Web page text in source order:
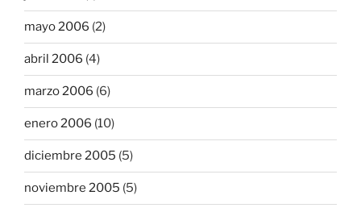
mayo 2006 (2)
abril 2006 (4)
marzo 2006 (6)
enero 2006 (10)
diciembre 2005 (5)
noviembre 2005 (5)